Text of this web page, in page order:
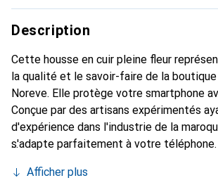
Description
Cette housse en cuir pleine fleur
la qualité et le savoir-faire de la
Noreve. Elle protège votre smartphone
Conçue par des artisans expérimentés
d'expérience dans l'industrie de la
s'adapte parfaitement à votre téléphone.
Elle devient l'accessoire chic et
Afficher plus